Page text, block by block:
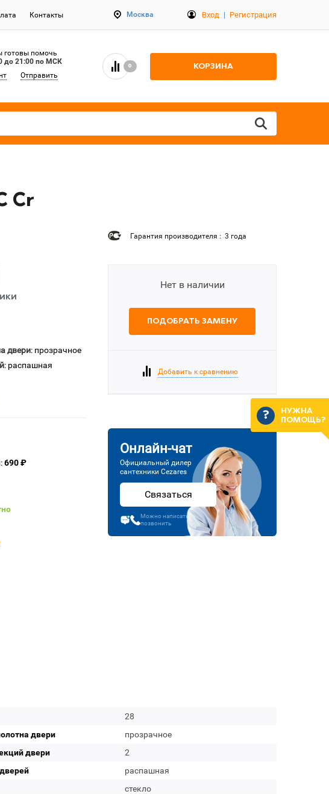
Контакты Москва Вход | Регистрация
готовы помочь
до 21:00 по МСК
Отправить
0 КОРЗИНА
Cr
Гарантия производителя : 3 года
двери: прозрачное
: распашная
690 ₽
Нет в наличии
ПОДОБРАТЬ ЗАМЕНУ
Добавить к сравнению
Онлайн-чат
Официальный дилер
сантехники Cezares
Связаться
Можно написать или
позвонить
28
двери
прозрачное
двери
2
распашная
стекло
НУЖНА
ПОМОЩЬ?